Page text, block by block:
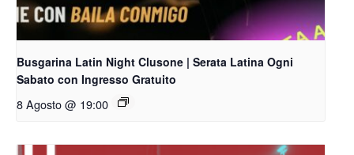
Busgarina Latin Night Clusone | Serata Latina Ogni
Sabato con Ingresso Gratuito
8 Agosto @ 19:00